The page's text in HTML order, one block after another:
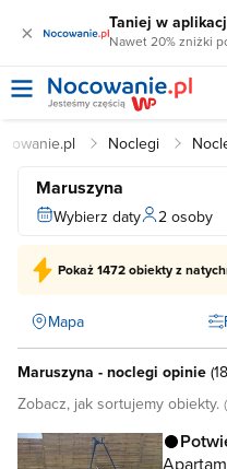
× Taniej w
Nawet 20% zniżki
Noclegi
Maruszyna
Wybierz daty 2 osoby
Pokaż1472 obiektyz
Mapa
Maruszyna - noclegi opinie (
Zobacz, jak sortujemy obiekty.